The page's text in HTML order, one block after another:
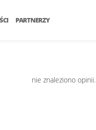
PARTNERZY
nie znaleziono opinii.